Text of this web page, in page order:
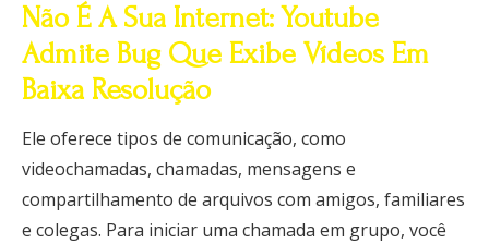
Não É A Sua Internet: Youtube
Admite Bug Que Exibe Vídeos Em
Baixa Resolução
Ele oferece tipos de comunicação, como
videochamadas, chamadas, mensagens e
compartilhamento de arquivos com amigos, familiares
e colegas. Para iniciar uma chamada em grupo, você